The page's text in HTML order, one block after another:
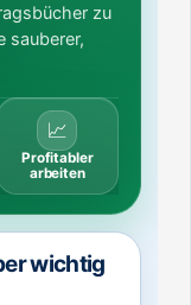
zu
sauberer,
📈
Profitabler
arbeiten
wichtig